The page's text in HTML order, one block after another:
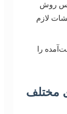
روش
لازم
را
مختلف